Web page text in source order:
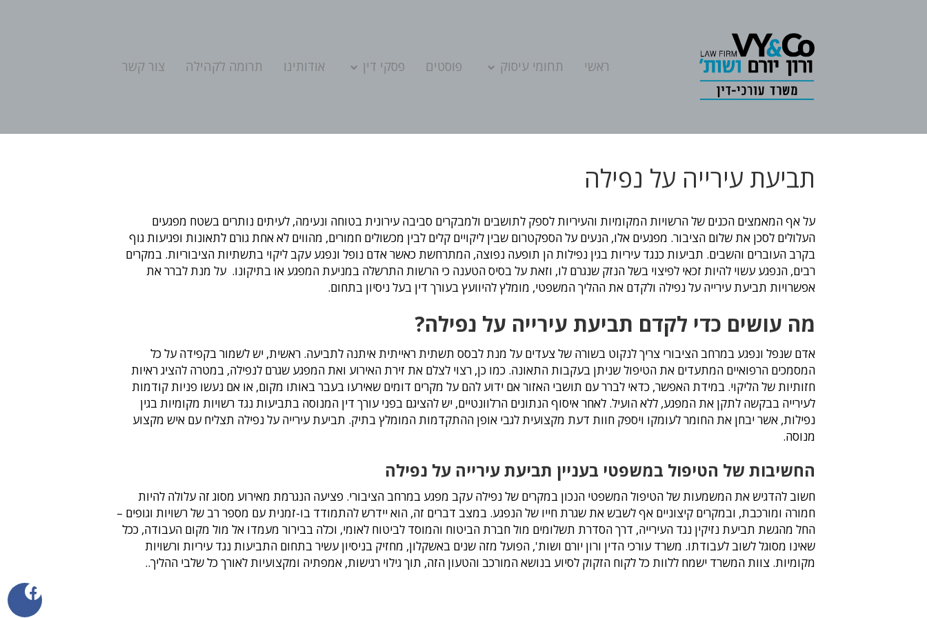
ראשי תחומי עיסוק פוסטים פסקי דין אודותינו תרומה לקהילה צור קשר
תביעת עירייה על נפילה
על אף המאמצים הכנים של הרשויות המקומיות והעיריות לספק לתושבים ולמבקרים סביבה עירונית בטוחה ונעימה, לעיתים נותרים בשטח מפגעים
העלולים לסכן את שלום הציבור. מפגעים אלו, הנעים על הספקטרום שבין ליקויים קלים לבין מכשולים חמורים, מהווים לא אחת גורם לתאונות ופגיעות גוף
בקרב העוברים והשבים. תביעות כנגד עיריות בגין נפילות הן תופעה נפוצה, המתרחשת כאשר אדם נופל ונפגע עקב ליקוי בתשתיות הציבוריות. במקרים
רבים, הנפגע עשוי להיות זכאי לפיצוי בשל הנזק שנגרם לו, וזאת על בסיס הטענה כי הרשות התרשלה במניעת המפגע או בתיקונו. על מנת לברר את
אפשרויות תביעת עירייה על נפילה ולקדם את ההליך המשפטי, מומלץ להיוועץ בעורך דין בעל ניסיון בתחום.
מה עושים כדי לקדם תביעת עירייה על נפילה?
אדם שנפל ונפגע במרחב הציבורי צריך לנקוט בשורה של צעדים על מנת לבסס תשתית ראייתית איתנה לתביעה. ראשית, יש לשמור בקפידה על כל
המסמכים הרפואיים המתעדים את הטיפול שניתן בעקבות התאונה. כמו כן, רצוי לצלם את זירת האירוע ואת המפגע שגרם לנפילה, במטרה להציג ראיות
חזותיות של הליקוי. במידת האפשר, כדאי לברר עם תושבי האזור אם ידוע להם על מקרים דומים שאירעו בעבר באותו מקום, או אם נעשו פניות קודמות
לעירייה בבקשה לתקן את המפגע, ללא הועיל. לאחר איסוף הנתונים הרלוונטיים, יש להציגם בפני עורך דין המנוסה בתביעות נגד רשויות מקומיות בגין
נפילות, אשר יבחן את החומר לעומקו ויספק חוות דעת מקצועית לגבי אופן ההתקדמות המומלץ בתיק. תביעת עירייה על נפילה תצליח עם איש מקצוע
מנוסה.
החשיבות של הטיפול במשפטי בעניין תביעת עירייה על נפילה
חשוב להדגיש את המשמעות של הטיפול המשפטי הנכון במקרים של נפילה עקב מפגע במרחב הציבורי. פציעה הנגרמת מאירוע מסוג זה עלולה להיות
חמורה ומורכבת, ובמקרים קיצוניים אף לשבש את שגרת חייו של הנפגע. במצב דברים זה, הוא יידרש להתמודד בו-זמנית עם מספר רב של רשויות וגופים –
החל מהגשת תביעת נזיקין נגד העירייה, דרך הסדרת תשלומים מול חברת הביטוח והמוסד לביטוח לאומי, וכלה בבירור מעמדו אל מול מקום העבודה, ככל
שאינו מסוגל לשוב לעבודתו. משרד עורכי הדין ורון יורם ושות', הפועל מזה שנים באשקלון, מחזיק בניסיון עשיר בתחום התביעות נגד עיריות ורשויות
מקומיות. צוות המשרד ישמח ללוות כל לקוח הזקוק לסיוע בנושא המורכב והטעון הזה, תוך גילוי רגישות, אמפתיה ומקצועיות לאורך כל שלבי ההליך..